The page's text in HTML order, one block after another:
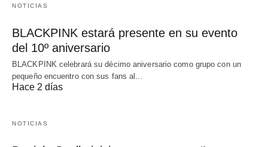
NOTICIAS
BLACKPINK estará presente en su evento
del 10º aniversario
BLACKPINK celebrará su décimo aniversario como grupo con un
pequeño encuentro con sus fans al…
Hace 2 días
NOTICIAS